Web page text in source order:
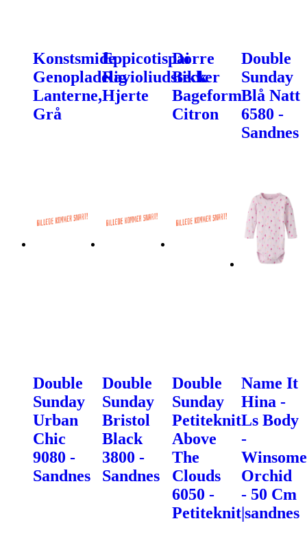
Konstsmide
Genopladelig
Lanterne,
Grå
Eppicotispai
Ravioliudstikker
Hjerte
Dorre
Beck
Bageform
Citron
Double
Sunday
Blå Natt
6580 -
Sandnes
Double
Sunday
Urban
Chic
9080 -
Sandnes
Double
Sunday
Bristol
Black
3800 -
Sandnes
Double
Sunday
Petiteknit
Above
The
Clouds
6050 -
Petiteknit|sandnes
Name It
Hina -
Ls Body
-
Winsome
Orchid
- 50 Cm